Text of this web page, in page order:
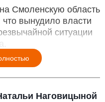
Смоленскую область
вынудило власти
ситуации
Наговицыной